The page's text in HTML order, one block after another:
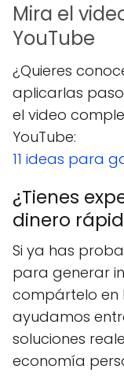
Mira el
YouTube
¿Quieres
aplicarlas
el video
YouTube:
11 ideas para
¿Tienes
dinero
Si ya has
para generar
compártelo en
ayudamos
soluciones
economía